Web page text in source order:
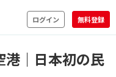
ログイン 無料登録
港｜日本初の民